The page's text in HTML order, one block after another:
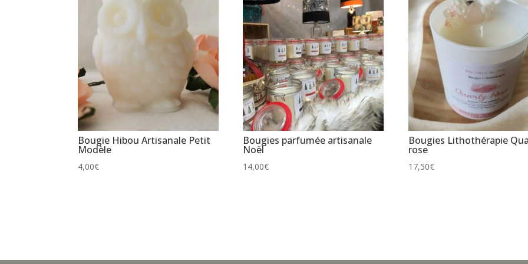
Bougie Hibou Artisanale Petit
Modèle
4,00€
Bougies parfumée artisanale
Noël
14,00€
Bougies Lithothérapie
rose
17,50€